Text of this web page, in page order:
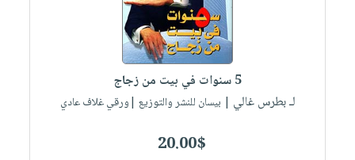
5 سنوات في بيت من زجاج
لـ بطرس غالي | بيسان للنشر والتوزيع |ورقي غلاف عادي
20.00$